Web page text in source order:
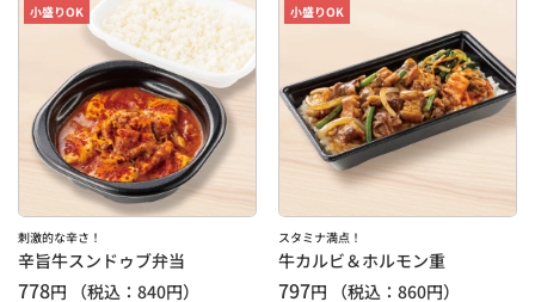
小盛りOK
刺激的な辛さ！
辛旨牛スンドゥブ弁当
778円 （税込： 840円）
小盛りOK
スタミナ満点！
牛カルビ＆ホルモン重
797円 （税込：860円）